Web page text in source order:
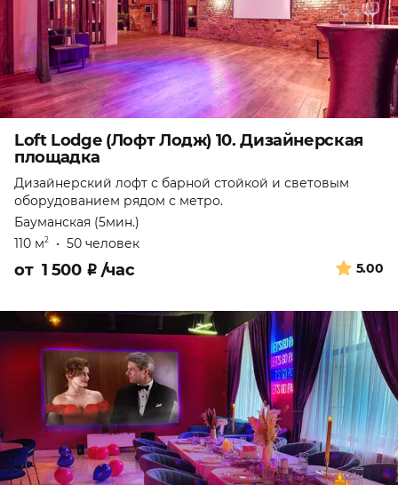
Loft Lodge (Лофт Лодж) 10. Дизайнерская
площадка
Дизайнерский лофт с барной стойкой и световым
оборудованием рядом с метро.
Бауманская (5мин.)
110 м2 • 50 человек
5.00
от 1 500 ₽ /час